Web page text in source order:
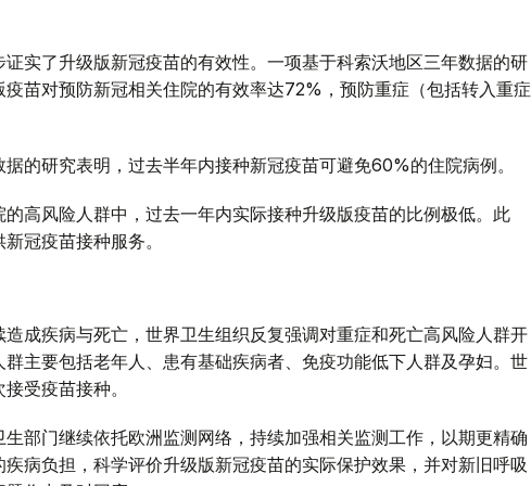
实了升级版新冠疫苗的有效性。一项基于科索沃地区三年数据的研
苗对预防新冠相关住院的有效率达72%，预防重症（包括转入重症
的研究表明，过去半年内接种新冠疫苗可避免60%的住院病例。
高风险人群中，过去一年内实际接种升级版疫苗的比例极低。此
冠疫苗接种服务。
成疾病与死亡，世界卫生组织反复强调对重症和死亡高风险人群开
主要包括老年人、患有基础疾病者、免疫功能低下人群及孕妇。世
受疫苗接种。
部门继续依托欧洲监测网络，持续加强相关监测工作，以期更精确
病负担，科学评价升级版新冠疫苗的实际保护效果，并对新旧呼吸